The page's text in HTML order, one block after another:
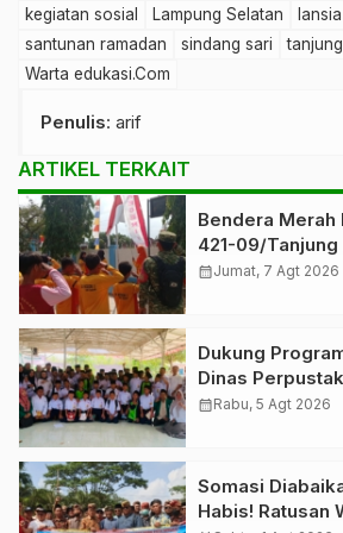
kegiatan sosial Lampung Selatan lansia
santunan ramadan
sindang sari
Warta edukasi.Com
Penulis: arif
ARTIKEL TERKAIT
Bendera Merah
421-09/
Warga Kibarkan
calendar_monthJumat, 7 Agt 2026
Dukung
Dinas
Ponpes Darul
calendar_monthRabu, 5 Agt 2026
Somasi
Habis! Ratusan